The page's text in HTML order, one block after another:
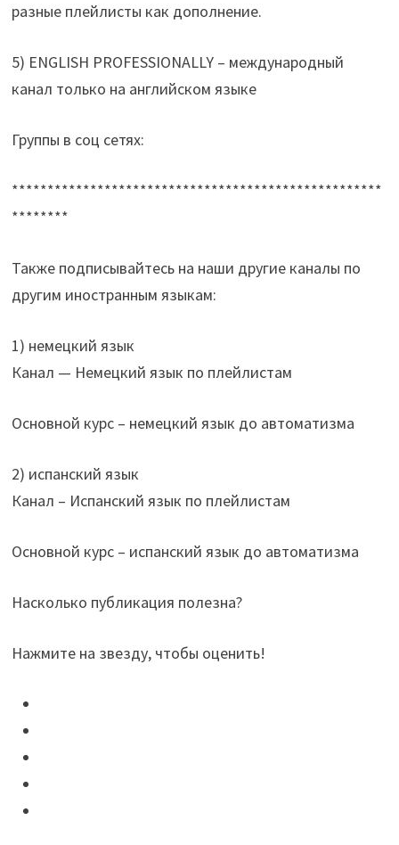
разные плейлисты как дополнение.
5) ENGLISH PROFESSIONALLY – международный
канал только на английском языке
Группы в соц сетях:
****************************************************
********
Также подписывайтесь на наши другие каналы по
другим иностранным языкам:
1) немецкий язык
Канал — Немецкий язык по плейлистам
Основной курс – немецкий язык до автоматизма
2) испанский язык
Канал – Испанский язык по плейлистам
Основной курс – испанский язык до автоматизма
Насколько публикация полезна?
Нажмите на звезду, чтобы оценить!